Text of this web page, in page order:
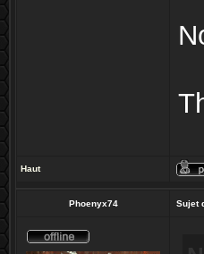
Haut
Phoenyx74 Sujet